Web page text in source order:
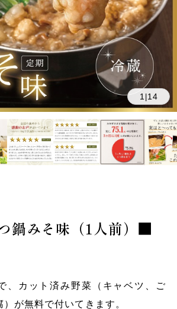
1 |14
鍋みそ味（1人前）■
、カット済み野菜（キャベツ、ご
が無料で付いてきます。